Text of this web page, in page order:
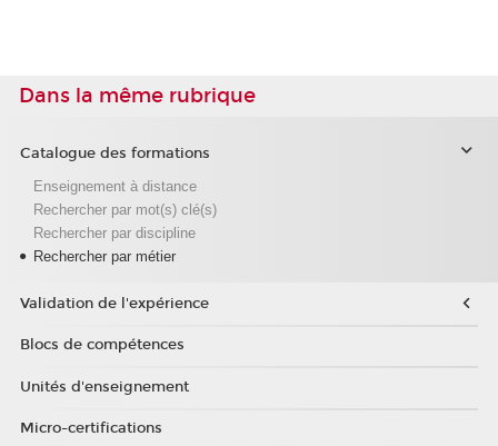
Dans la même rubrique
Catalogue des formations
Enseignement à distance
Rechercher par mot(s) clé(s)
Rechercher par discipline
Rechercher par métier
Validation de l'expérience
Blocs de compétences
Unités d'enseignement
Micro-certifications